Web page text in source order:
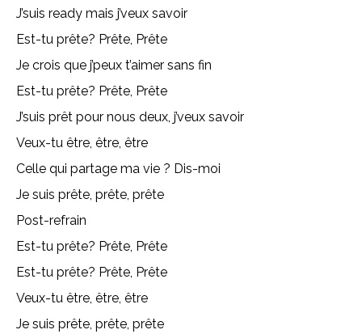
J’suis ready mais j’veux savoir
Est-tu prête? Prête, Prête
Je crois que j’peux t’aimer sans fin
Est-tu prête? Prête, Prête
J’suis prêt pour nous deux, j’veux savoir
Veux-tu être, être, être
Celle qui partage ma vie ? Dis-moi
Je suis prête, prête, prête
Post-refrain
Est-tu prête? Prête, Prête
Est-tu prête? Prête, Prête
Veux-tu être, être, être
Je suis prête, prête, prête